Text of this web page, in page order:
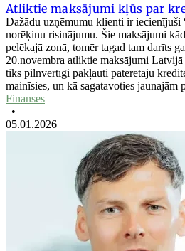
Atliktie maksājumi kļūs par
Dažādu uzņēmumu klienti ir iecienījuši
norēķinu risinājumu. Šie maksājumi
pelēkajā zonā, tomēr tagad tam darīts
20.novembra atliktie maksājumi
tiks pilnvērtīgi pakļauti patērētāju
mainīsies, un kā sagatavoties jaunajām
Finanses
•
05.01.2026